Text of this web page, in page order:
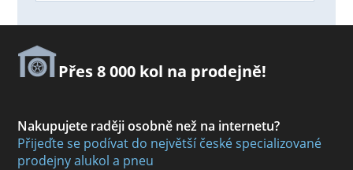
Přes 8 000 kol na prodejně!
Nakupujete raději osobně než na internetu?
Přijeďte se podívat do největší české specializované
prodejny alukol a pneu